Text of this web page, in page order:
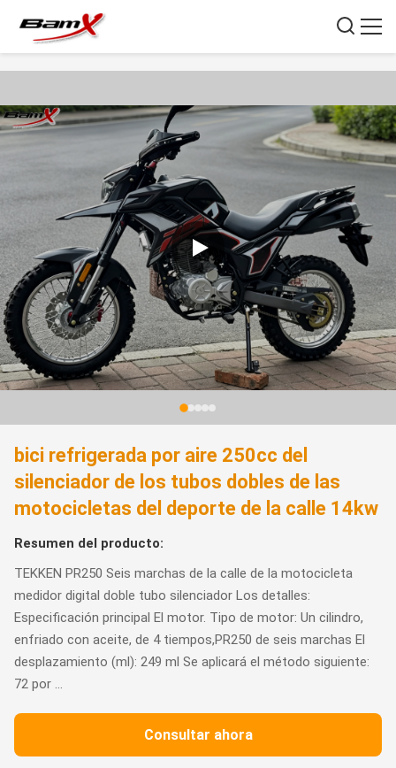
bici refrigerada por aire 250cc del
silenciador de los tubos dobles de las
motocicletas del deporte de la calle 14kw
Resumen del producto:
TEKKEN PR250 Seis marchas de la calle de la motocicleta
medidor digital doble tubo silenciador Los detalles:
Especificación principal El motor. Tipo de motor: Un cilindro,
enfriado con aceite, de 4 tiempos,PR250 de seis marchas El
desplazamiento (ml): 249 ml Se aplicará el método siguiente:
72 por ...
Consultar ahora